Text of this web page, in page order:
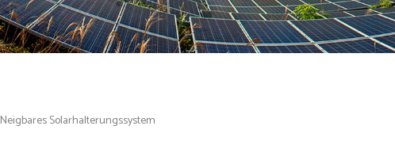
Neigbares Solarhalterungssystem